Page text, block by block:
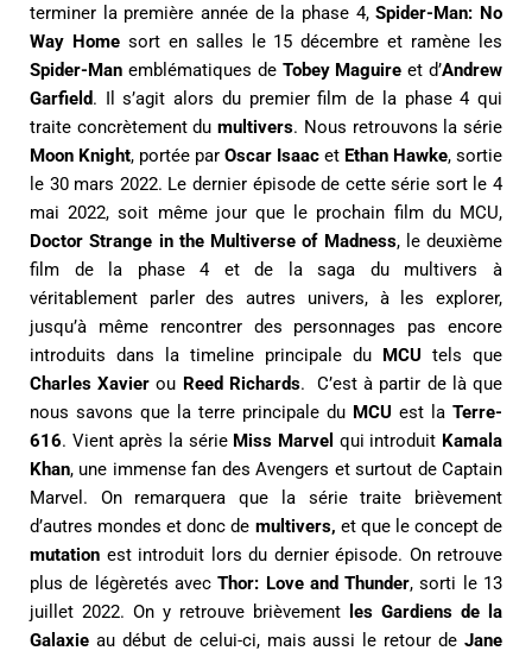
terminer la première année de la phase 4,Spider-Man: No
Way Homesort en salles le 15 décembre et ramène les
Spider-Man emblématiques de Tobey Maguire et d’Andrew
Garfield. Il s’agit alors du premier film de la phase 4 qui
traite concrètement dumultivers. Nous retrouvons la série
Moon Knight, portée par Oscar Isaac et Ethan Hawke, sortie
le 30 mars 2022. Le dernier épisode de cette série sort le 4
mai 2022, soit même jour que le prochain film du MCU,
Doctor Strange in the Multiverse of Madness, le deuxième
film de la phase 4 et de la saga du multivers à
véritablement parler des autres univers, à les explorer,
jusqu’à même rencontrer des personnages pas encore
introduits dans la timeline principale du MCU tels que
Charles Xavier ou Reed Richards. C’est à partir de là que
nous savons que la terre principale du MCU est la Terre-
616. Vient après la série Miss Marvel qui introduit Kamala
Khan, une immense fan des Avengers et surtout de Captain
Marvel. On remarquera que la série traite brièvement
d’autres mondes et donc de multivers, et que le concept de
mutation est introduit lors du dernier épisode. On retrouve
plus de légèretés avecThor: Love and Thunder, sorti le 13
juillet 2022. On y retrouve brièvement les Gardiens de la
Galaxie au début de celui-ci, mais aussi le retour de Jane